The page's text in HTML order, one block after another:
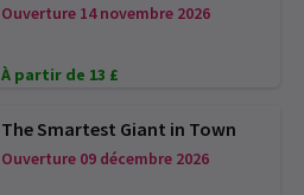
Ouverture 14 novembre 2026
À partir de 13 £
The Smartest Giant in Town
Ouverture 09 décembre 2026